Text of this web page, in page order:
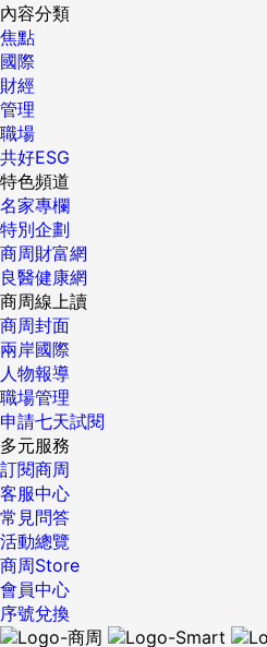
內容分類
焦點
國際
財經
管理
職場
共好ESG
特色頻道
名家專欄
特別企劃
商周財富網
良醫健康網
商周線上讀
商周封面
兩岸國際
人物報導
職場管理
申請七天試閱
多元服務
訂閱商周
客服中心
常見問答
活動總覽
商周Store
會員中心
序號兌換